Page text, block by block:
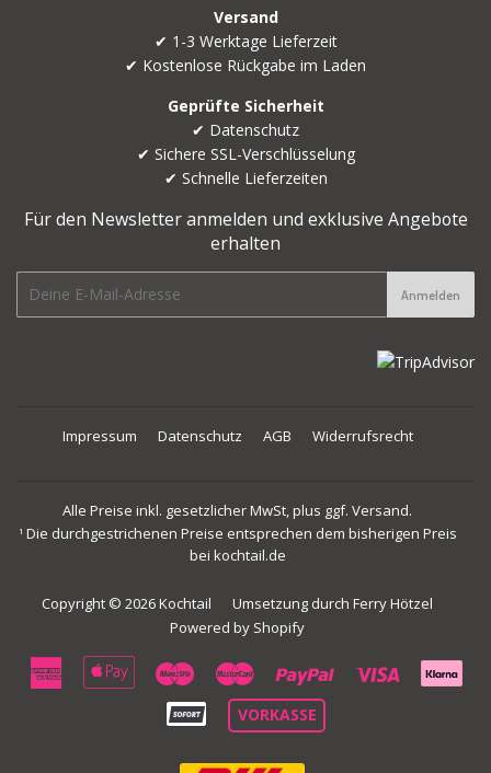
Versand
✔ 1-3 Werktage Lieferzeit
✔ Kostenlose Rückgabe im Laden
Geprüfte Sicherheit
✔ Datenschutz
✔ Sichere SSL-Verschlüsselung
✔ Schnelle Lieferzeiten
Für den Newsletter anmelden und exklusive Angebote
erhalten
mail
Anmelden
Impressum Datenschutz AGB Widerrufsrecht
Alle Preise inkl. gesetzlicher MwSt, plus ggf. Versand.
1 Die durchgestrichenen Preise entsprechen dem bisherigen Preis
bei kochtail.de
Copyright © 2026Kochtail Umsetzung durch Ferry Hötzel
Powered by Shopify
American
Express
Apple
Pay
MaestroMaster Paypal Visa
VORKASSE